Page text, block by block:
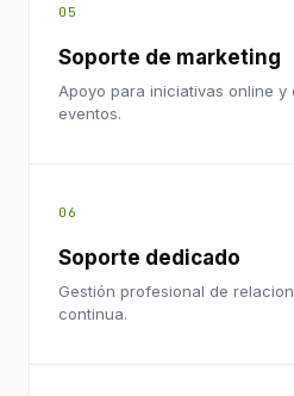
05
Soporte de marketing
Apoyo para iniciativas online
eventos.
06
Soporte dedicado
Gestión profesional de
continua.